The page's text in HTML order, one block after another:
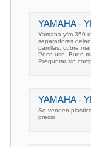
YAMAHA -
Yamaha yfm 350
separadores
parrillas, cubre
Poco uso. Buen
Preguntar sin
YAMAHA -
Se venden
precio.